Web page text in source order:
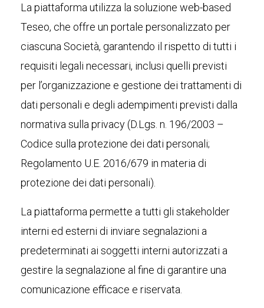
La piattaforma utilizza la soluzione web-based
Teseo, che offre un portale personalizzato per
ciascuna Società, garantendo il rispetto di tutti i
requisiti legali necessari, inclusi quelli previsti
per l’organizzazione e gestione dei trattamenti di
dati personali e degli adempimenti previsti dalla
normativa sulla privacy (D.Lgs. n. 196/2003 –
Codice sulla protezione dei dati personali;
Regolamento U.E. 2016/679 in materia di
protezione dei dati personali).
La piattaforma permette a tutti gli stakeholder
interni ed esterni di inviare segnalazioni a
predeterminati ai soggetti interni autorizzati a
gestire la segnalazione al fine di garantire una
comunicazione efficace e riservata.